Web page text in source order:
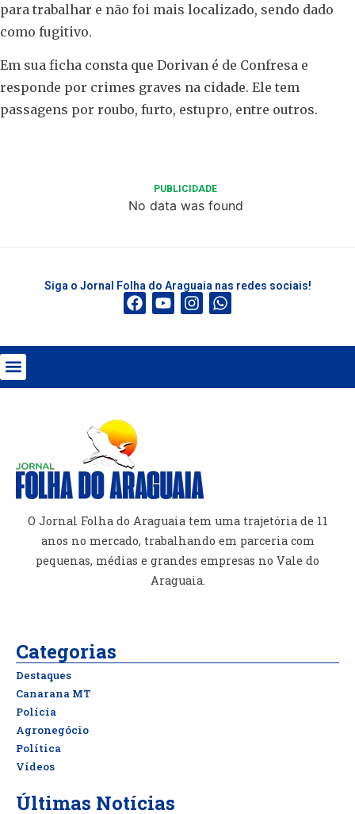
para trabalhar e não foi mais localizado, sendo dado
como fugitivo.
Em sua ficha consta que Dorivan é de Confresa e
responde por crimes graves na cidade. Ele tem
passagens por roubo, furto, estupro, entre outros.
PUBLICIDADE
No data was found
Siga o Jornal Folha do Araguaia nas redes sociais!
O Jornal Folha do Araguaia tem uma trajetória de 11
anos no mercado, trabalhando em parceria com
pequenas, médias e grandes empresas no Vale do
Araguaia.
Categorias
Destaques
Canarana MT
Polícia
Agronegócio
Política
Vídeos
Últimas Notícias